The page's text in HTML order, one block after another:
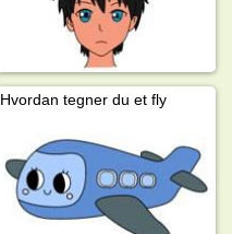
Hvordan tegner du et fly